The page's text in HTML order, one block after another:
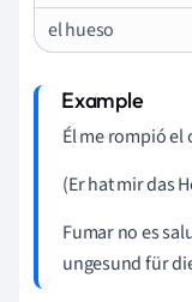
el hueso
Él merompióel
(Er hat mir das
Fumarnoes
ungesund für